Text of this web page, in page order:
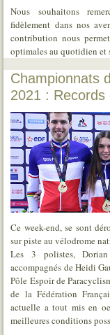
Nous souhaitons
fidèlement dans nos
contribution nous
optimales au quotidien et
Championnats
2021 :
Ce week-end, se sont
sur piste au vélodrome
Les 3 polistes,
accompagnés de Heidi
Pôle Espoir de
de la Fédération
actuelle a tout mis en
meilleures conditions